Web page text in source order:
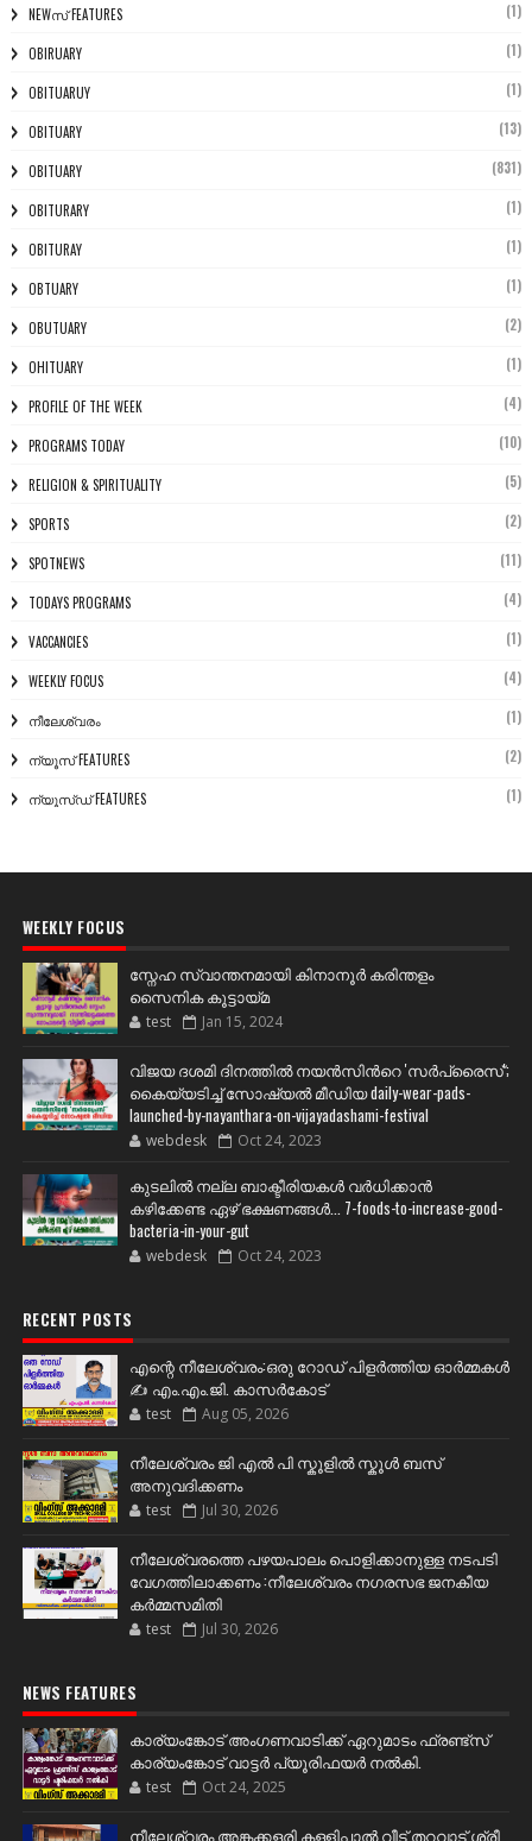
NEWസ് FEATURES (1)
OBIRUARY (1)
OBITUARUY (1)
OBITUARY (13)
OBITUARY (831)
OBITURARY (1)
OBITURAY (1)
OBTUARY (1)
OBUTUARY (2)
OHITUARY (1)
PROFILE OF THE WEEK (4)
PROGRAMS TODAY (10)
RELIGION & SPIRITUALITY (5)
SPORTS (2)
SPOTNEWS (11)
TODAYS PROGRAMS (4)
VACCANCIES (1)
WEEKLY FOCUS (4)
നീലേശ്വരം (1)
ന്യൂസ് FEATURES (2)
ന്യൂസ്ഡ് FEATURES (1)
WEEKLY FOCUS
സ്നേഹ സ്വാന്തനമായി കിനാനൂർ കരിന്തളം
സൈനിക കൂട്ടായ്മ
test Jan 15, 2024
വിജയ ദശമി ദിനത്തില്‍ നയന്‍സിന്‍റെ 'സര്‍പ്രൈസ്';
കൈയ്യടിച്ച് സോഷ്യല്‍ മീഡിയ daily-wear-pads-
launched-by-nayanthara-on-vijayadashami-festival
webdesk Oct 24, 2023
കുടലിൽ നല്ല ബാക്ടീരിയകൾ വര്‍ധിക്കാന്‍
കഴിക്കേണ്ട ഏഴ് ഭക്ഷണങ്ങള്‍... 7-foods-to-increase-good-
bacteria-in-your-gut
webdesk Oct 24, 2023
RECENT POSTS
എന്റെ നീലേശ്വരം:ഒരു റോഡ് പിളർത്തിയ ഓർമ്മകൾ
✍️ എം.എം.ജി. കാസർകോട്
test Aug 05, 2026
നീലേശ്വരം ജി എൽ പി സ്കൂളിൽ സ്കൂൾ ബസ്
അനുവദിക്കണം
test Jul 30, 2026
നീലേശ്വരത്തെ പഴയപാലം പൊളിക്കാനുള്ള നടപടി
വേഗത്തിലാക്കണം :നീലേശ്വരം നഗരസഭ ജനകീയ
കർമ്മസമിതി
test Jul 30, 2026
NEWS FEATURES
കാര്യംങ്കോട് അംഗണവാടിക്ക് ഏറുമാടം ഫ്രണ്ട്സ്
കാര്യംങ്കോട് വാട്ടർ പ്യൂരിഫയർ നൽകി.
test Oct 24, 2025
നീലേശ്വരം അങ്കക്കളരി കള്ളിപ്പാൽ വീട് തറവാട് ശ്രീ